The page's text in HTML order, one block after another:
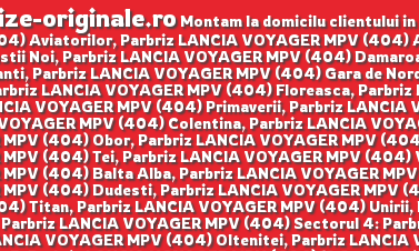
originale.roMontam la domicilu clientului in
Aviatorilor, Parbriz LANCIA VOYAGER MPV (404)
Noi, Parbriz LANCIA VOYAGER MPV (404)
Parbriz LANCIA VOYAGER MPV (404) Gara de
LANCIA VOYAGER MPV (404) Floreasca,
VOYAGER MPV (404) Primaverii, Parbriz
MPV (404) Colentina, Parbriz LANCIA
MPV (404) Obor, Parbriz LANCIA VOYAGER MPV
MPV (404) Tei, Parbriz LANCIA VOYAGER MPV
MPV (404) Balta Alba, Parbriz LANCIA VOYAGER
MPV (404) Dudesti, Parbriz LANCIA VOYAGER
Titan, Parbriz LANCIA VOYAGER MPV (404)
LANCIA VOYAGER MPV (404) Sectorul 4:
VOYAGER MPV (404) Oltenitei, Parbriz